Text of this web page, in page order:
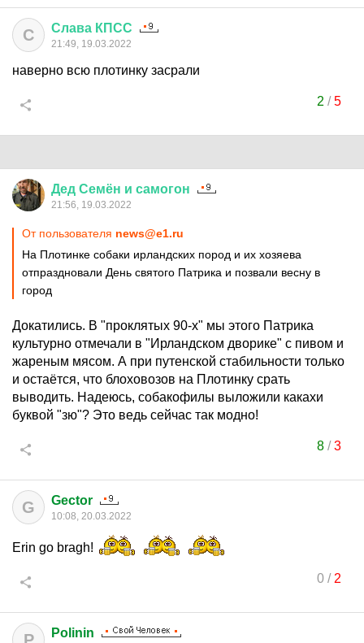
С Слава КПСС
21:49, 19.03.2022
наверно всю плотинку засрали
2 /5
Дед Семён и самогон
21:56, 19.03.2022
От пользователя news@e1.ru
На Плотинке собаки ирландских пород и их хозяева
отпраздновали День святого Патрика и позвали весну в
город
Докатились. В "проклятых 90-х" мы этого Патрика
культурно отмечали в "Ирландском дворике" с пивом и
жареным мясом. А при путенской стабильности только
и остаётся, что блоховозов на Плотинку срать
выводить. Надеюсь, собакофилы выложили какахи
буквой "зю"? Это ведь сейчас так модно!
8/3
G Gector
10:08, 20.03.2022
Erin go bragh!
0/ 2
Polinin